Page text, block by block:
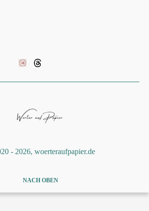
- 2026, woerteraufpapier.de
NACH OBEN